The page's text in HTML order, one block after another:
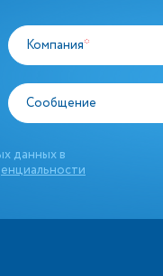
Компания*
Сообщение
данных в